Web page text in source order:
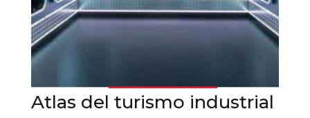
Atlas del turismo industrial